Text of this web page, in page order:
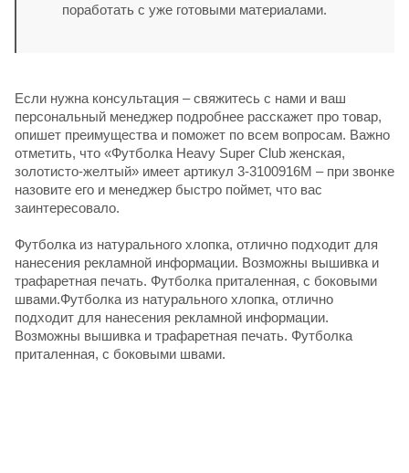
поработать с уже готовыми материалами.
Если нужна консультация – свяжитесь с нами и ваш
персональный менеджер подробнее расскажет про товар,
опишет преимущества и поможет по всем вопросам. Важно
отметить, что «Футболка Heavy Super Club женская,
золотисто-желтый» имеет артикул 3-3100916M – при звонке
назовите его и менеджер быстро поймет, что вас
заинтересовало.
Футболка из натурального хлопка, отлично подходит для
нанесения рекламной информации. Возможны вышивка и
трафаретная печать. Футболка приталенная, с боковыми
швами.Футболка из натурального хлопка, отлично
подходит для нанесения рекламной информации.
Возможны вышивка и трафаретная печать. Футболка
приталенная, с боковыми швами.